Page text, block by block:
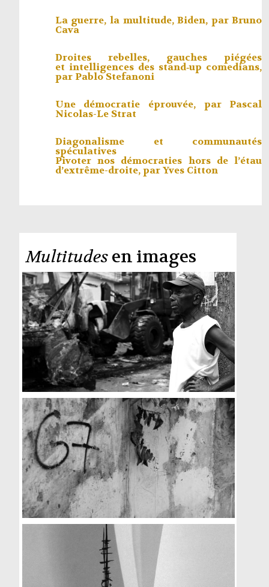
La guerre, la multitude, Biden, parBruno
Cava
Droites rebelles, gauches piégées
et intelligences des stand‑up comedians,
par Pablo Stefanoni
Une démocratie éprouvée, par Pascal
Nicolas-Le Strat
Diagonalisme et communautés
spéculatives
Pivoter nos démocraties hors de l’étau
d’extrême-droite, parYves Citton
Multitudesen images